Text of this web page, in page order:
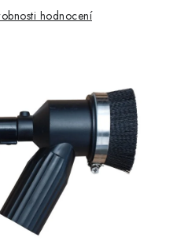
hodnocení